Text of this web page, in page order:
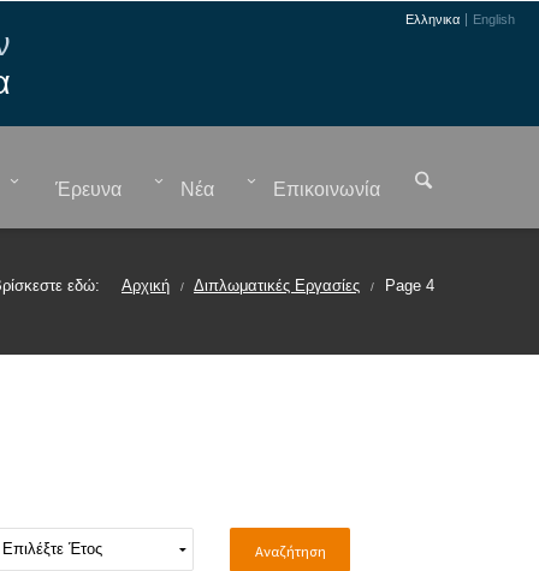
Ελληνικα English
Επικοινωνία
Νέα
Έρευνα
εδώ: Αρχική / Διπλωματικές Εργασίες / Page 4